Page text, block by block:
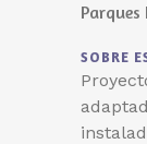
SOBRE